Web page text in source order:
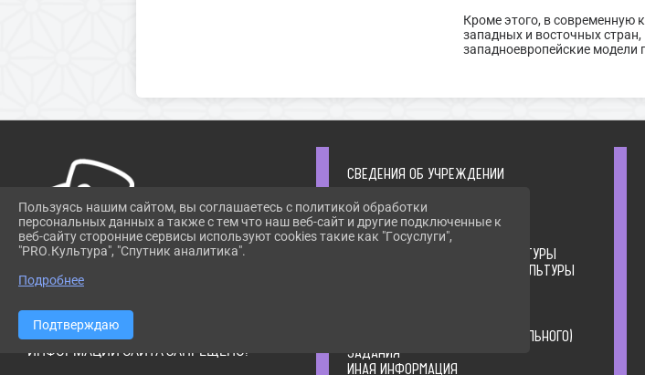
Кроме этого, в современную
западных и восточных
западноевропейские модели
ССЫЛКА
ОБЯЗАТЕЛЬНА. АВТОМАТИЗИРОВАННОЕ
ИЗВЛЕЧЕНИЕ
ИНФОРМАЦИИ САЙТА ЗАПРЕЩЕНО!
СВЕДЕНИЯ ОБ УЧРЕЖДЕНИИ
ОБЩАЯ ИНФОРМАЦИЯ
СВЕДЕНИЯ ОБ УЧРЕДИТЕЛЕ
УЧРЕДИТЕЛЬНЫЕ ДОКУМЕНТЫ
СТРУКТУРА ОРГАНИЗАЦИИ КУЛЬТУРЫ
РУКОВОДСТВО ОРГАНИЗАЦИИ КУЛЬТУРЫ
ГОСУДАРСТВЕННОГО (МУНИЦИПАЛЬНОГО)
ЗАДАНИЯ
ИНАЯ ИНФОРМАЦИЯ
Пользуясь нашим сайтом, вы соглашаетесь с политикой обработки
персональных данных а также с тем что наш веб-сайт и другие подключенные к
веб-сайту сторонние сервисы используют cookies такие как "Госуслуги",
"PRO.Культура", "Спутник аналитика".
Подробнее
Подтверждаю